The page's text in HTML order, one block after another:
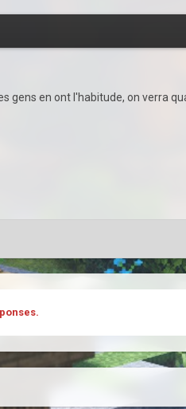
gens en ont l'habitude, on verra